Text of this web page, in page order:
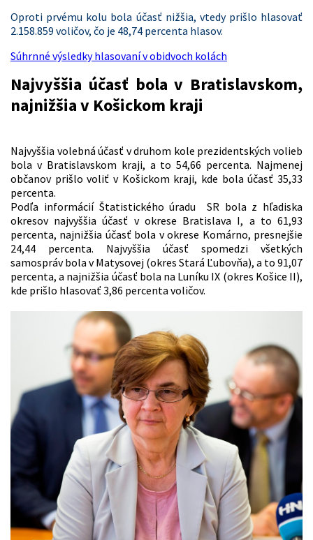
Oproti prvému kolu bola účasť nižšia, vtedy prišlo hlasovať
2.158.859 voličov, čo je 48,74 percenta hlasov.
Súhrnné výsledky hlasovaní v obidvoch kolách
Najvyššia účasť bola v Bratislavskom,
najnižšia v Košickom kraji
Najvyššia volebná účasť v druhom kole prezidentských volieb
bola v Bratislavskom kraji, a to 54,66 percenta. Najmenej
občanov prišlo voliť v Košickom kraji, kde bola účasť 35,33
percenta.
Podľa informácií Štatistického úradu SR bola z hľadiska
okresov najvyššia účasť v okrese Bratislava I, a to 61,93
percenta, najnižšia účasť bola v okrese Komárno, presnejšie
24,44 percenta. Najvyššia účasť spomedzi všetkých
samospráv bola v Matysovej (okres Stará Ľubovňa), a to 91,07
percenta, a najnižšia účasť bola na Luníku IX (okres Košice II),
kde prišlo hlasovať 3,86 percenta voličov.